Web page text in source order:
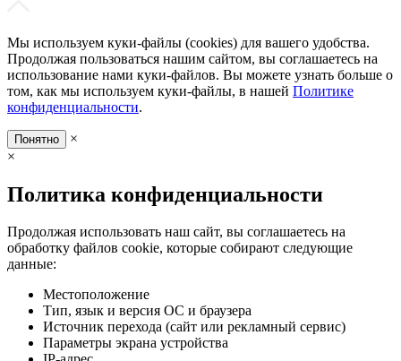
Мы используем куки-файлы (cookies) для вашего удобства.
Продолжая пользоваться нашим сайтом, вы соглашаетесь на
использование нами куки-файлов. Вы можете узнать больше о
том, как мы используем куки-файлы, в нашей Политике
конфиденциальности.
Понятно
×
×
Политика конфиденциальности
Продолжая использовать наш сайт, вы соглашаетесь на
обработку файлов cookie, которые собирают следующие
данные:
Местоположение
Тип, язык и версия ОС и браузера
Источник перехода (сайт или рекламный сервис)
Параметры экрана устройства